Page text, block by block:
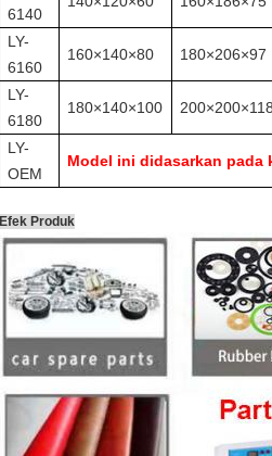
6140
LY-
6160
160×140×80 180×206×97
LY-
6180
180×140×100 200×200×118
LY-
OEM
Model ini didasarkan pada
Efek Produk